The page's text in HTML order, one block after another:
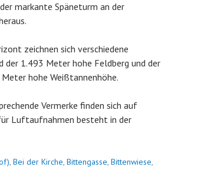
markante Späneturm an der
zeichnen sich verschiedene
der 1.493 Meter hohe Feldberg und der
hohe Weißtannenhöhe.
Vermerke finden sich auf
Luftaufnahmen besteht in der
, Bei der Kirche, Bittengasse, Bittenwiese,